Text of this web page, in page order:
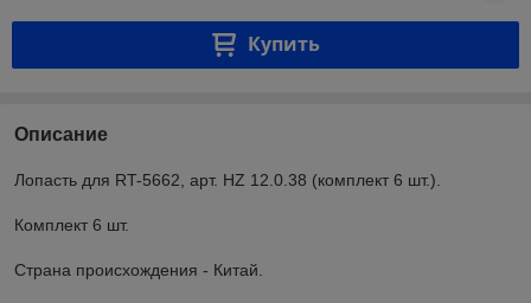
Купить
Описание
Лопасть для RT-5662, арт. HZ 12.0.38 (комплект 6 шт.).
Комплект 6 шт.
Страна происхождения - Китай.